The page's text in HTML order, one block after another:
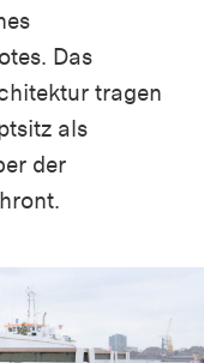
Das
tragen
als
der